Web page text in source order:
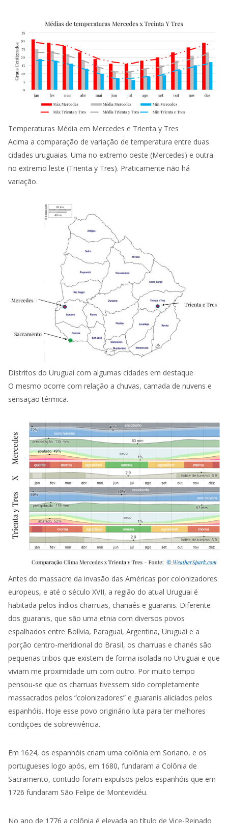
Temperaturas Média em Mercedes e Trienta y Tres
Acima a comparação de variação de temperatura entre duas
cidades uruguaias. Uma no extremo oeste (Mercedes) e outra
no extremo leste (Trienta y Tres). Praticamente não há
variação.
Distritos do Uruguai com algumas cidades em destaque
O mesmo ocorre com relação a chuvas, camada de nuvens e
sensação térmica.
Antes do massacre da invasão das Américas por colonizadores
europeus, e até o século XVII, a região do atual Uruguai é
habitada pelos índios charruas, chanaés e guaranis. Diferente
dos guaranis, que são uma etnia com diversos povos
espalhados entre Bolívia, Paraguai, Argentina, Uruguai e a
porção centro-meridional do Brasil, os charruas e chanés são
pequenas tribos que existem de forma isolada no Uruguai e que
viviam me proximidade um com outro. Por muito tempo
pensou-se que os charruas tivessem sido completamente
massacrados pelos “colonizadores” e guaranis aliciados pelos
espanhóis. Hoje esse povo originário luta para ter melhores
condições de sobrevivência.
Em 1624, os espanhóis criam uma colônia em Soriano, e os
portugueses logo após, em 1680, fundaram a Colônia de
Sacramento, contudo foram expulsos pelos espanhóis que em
1726 fundaram São Felipe de Montevidéu.
No ano de 1776 a colônia é elevada ao título de Vice-Reinado